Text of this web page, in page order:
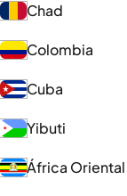
Chad
Colombia
Cuba
Yibuti
África Oriental